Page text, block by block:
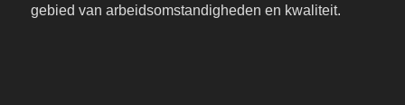
gebied van arbeidsomstandigheden en kwaliteit.